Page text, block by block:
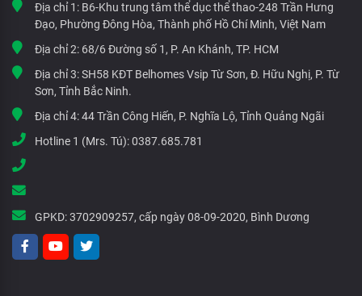
Địa chỉ 1: B6-Khu trung tâm thể dục thể thao-248 Trần Hưng
Đạo, Phường Đông Hòa, Thành phố Hồ Chí Minh, Việt Nam
Địa chỉ 2: 68/6 Đường số 1, P. An Khánh, TP. HCM
Địa chỉ 3:SH58 KĐT Belhomes Vsip Từ Sơn, Đ. Hữu Nghị, P. Từ
Sơn, Tỉnh Bắc Ninh.
Địa chỉ 4:44 Trần Công Hiến, P. Nghĩa Lộ, Tỉnh Quảng Ngãi
Hotline 1 (Mrs. Tú):0387.685.781
GPKD:3702909257, cấp ngày 08-09-2020, Bình Dương